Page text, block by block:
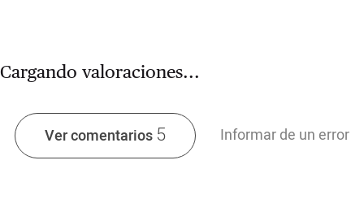
Cargando valoraciones...
Ver comentarios 5 Informar de un error